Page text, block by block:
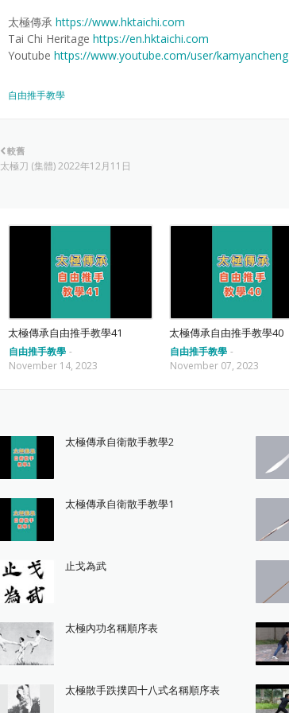
太極傳承 https://www.hktaichi.com
Tai Chi Heritage https://en.hktaichi.com
Youtube https://www.youtube.com/user/kamyancheng
自由推手教學
較舊
太極刀 (集體) 2022年12月11日
太極傳承自由推手教學41
自由推手教學 -
November 14, 2023
太極傳承自由推手教學40
自由推手教學 -
November 07, 2023
太極傳承自衛散手教學2
太極傳承自衛散手教學1
止戈為武
太極內功名稱順序表
太極散手跌撲四十八式名稱順序表